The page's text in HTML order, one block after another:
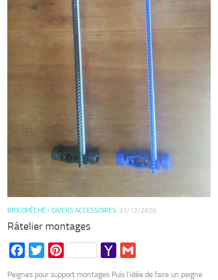
BRICOPÊCHE / DIVERS ACCESSOIRES 31/12/2020
Râtelier montages
Facebook
TwitterPinterestYahoo
Peignes pour support montages Puis l’idée de faire un peigne